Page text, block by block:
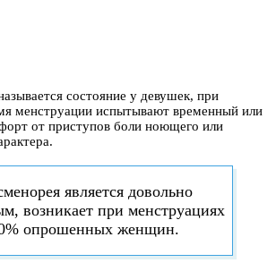
состояние у девушек, при
менструации испытывают временный или
от приступов боли ноющего или
является довольно
возникает при менструациях
опрошенных женщин.